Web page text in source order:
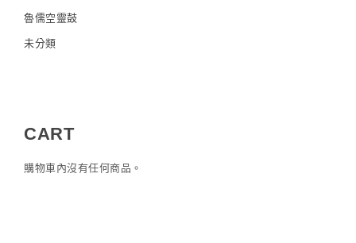
魯儒空靈鼓
未分類
CART
購物車內沒有任何商品。